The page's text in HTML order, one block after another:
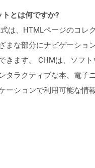
とは何ですか?
は、HTMLページのコレ
まな部分にナビゲーショ
きます。 CHMは、ソフ
タラクティブな本、電子
ーションで利用可能な情